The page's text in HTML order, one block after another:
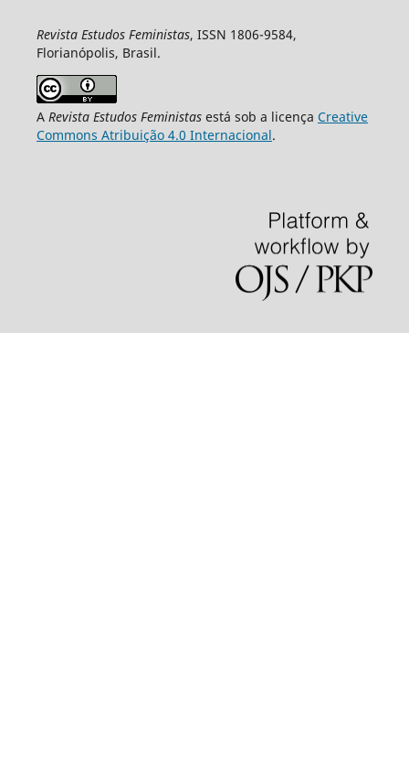
Revista Estudos Feministas, ISSN 1806-9584,
Florianópolis, Brasil.
A Revista Estudos Feministasestá sob a licença Creative
Commons Atribuição 4.0 Internacional.